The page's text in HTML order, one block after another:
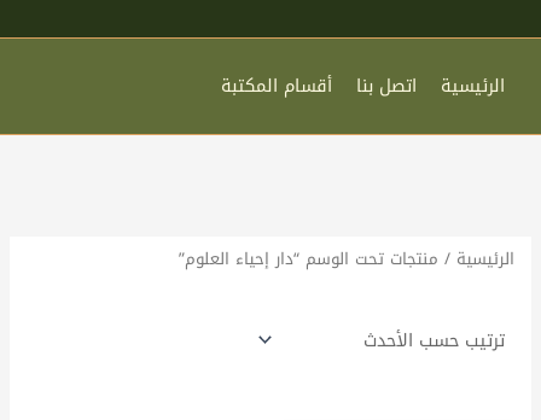
الرئيسية اتصل بنا أقسام المكتبة
الرئيسية / منتجات تحت الوسم “دار إحياء العلوم”